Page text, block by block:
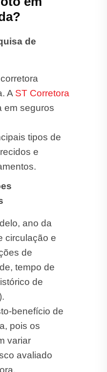
de
A ST Corretora
em seguros
tipos de
e
ano da
circulação e
de
tempo de
de
benefício de
pois os
variar
avaliado